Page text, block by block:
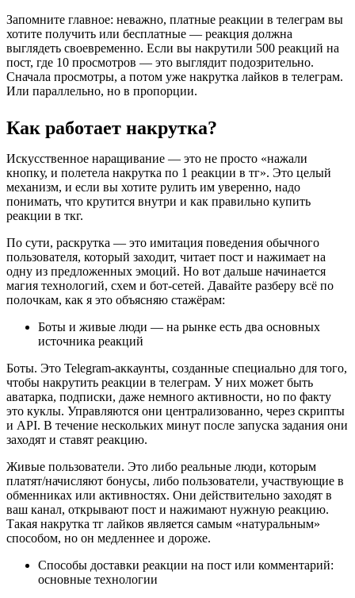
Запомните главное: неважно, платные реакции в телеграм вы
хотите получить или бесплатные — реакция должна
выглядеть своевременно. Если вы накрутили 500 реакций на
пост, где 10 просмотров — это выглядит подозрительно.
Сначала просмотры, а потом уже накрутка лайков в телеграм.
Или параллельно, но в пропорции.
Как работает накрутка?
Искусственное наращивание — это не просто «нажали
кнопку, и полетела накрутка по 1 реакции в тг». Это целый
механизм, и если вы хотите рулить им уверенно, надо
понимать, что крутится внутри и как правильно купить
реакции в ткг.
По сути, раскрутка — это имитация поведения обычного
пользователя, который заходит, читает пост и нажимает на
одну из предложенных эмоций. Но вот дальше начинается
магия технологий, схем и бот-сетей. Давайте разберу всё по
полочкам, как я это объясняю стажёрам:
Боты и живые люди — на рынке есть два основных
источника реакций
Боты. Это Telegram-аккаунты, созданные специально для того,
чтобы накрутить реакции в телеграм. У них может быть
аватарка, подписки, даже немного активности, но по факту
это куклы. Управляются они централизованно, через скрипты
и API. В течение нескольких минут после запуска задания они
заходят и ставят реакцию.
Живые пользователи. Это либо реальные люди, которым
платят/начисляют бонусы, либо пользователи, участвующие в
обменниках или активностях. Они действительно заходят в
ваш канал, открывают пост и нажимают нужную реакцию.
Такая накрутка тг лайков является самым «натуральным»
способом, но он медленнее и дороже.
Способы доставки реакции на пост или комментарий:
основные технологии